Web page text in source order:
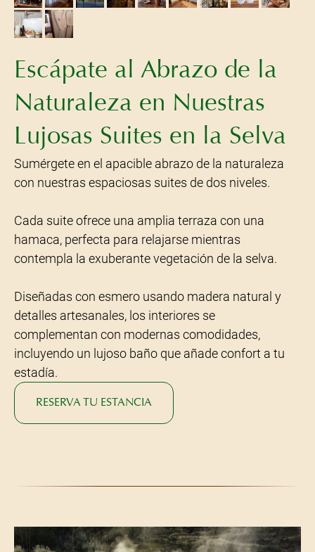
Escápate al Abrazo de la
Naturaleza en Nuestras
Lujosas Suites en la Selva
Sumérgete en el apacible abrazo de la naturaleza
con nuestras espaciosas suites de dos niveles.
Cada suite ofrece una amplia terraza con una
hamaca, perfecta para relajarse mientras
contempla la exuberante vegetación de la selva.
Diseñadas con esmero usando madera natural y
detalles artesanales, los interiores se
complementan con modernas comodidades,
incluyendo un lujoso baño que añade confort a tu
estadía.
RESERVA TU ESTANCIA